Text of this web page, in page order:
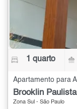
1 quarto
Brooklin Paulista
Zona Sul - São Paulo